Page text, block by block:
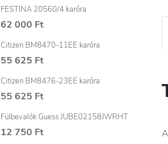
FESTINA 20560/4 karóra
62 000 Ft
Citizen BM8470-11EE karóra
55 625 Ft
Citizen BM8476-23EE karóra
55 625 Ft
Fülbevalók Guess JUBE02158JWRHT
12 750 Ft